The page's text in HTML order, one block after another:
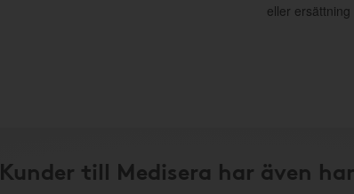
eller
Kunder till Medisera har även